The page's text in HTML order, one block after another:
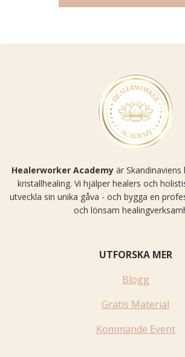
Healerworker Academyär Skandinaviens
kristallhealing. Vi hjälper healers och
utveckla sin unika gåva - och bygga en
och lönsam
UTFORSKA MER
Blogg
Gratis Material
Kommande Event